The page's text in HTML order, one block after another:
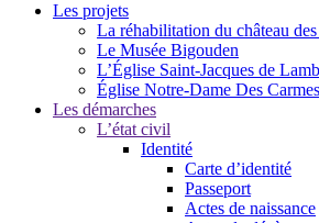
Les projets
La réhabilitation du château
Le Musée Bigouden
L’Église Saint-Jacques de
Église Notre-Dame Des Carmes
Les démarches
L’état civil
Identité
Carte d’identité
Passeport
Actes de naissance